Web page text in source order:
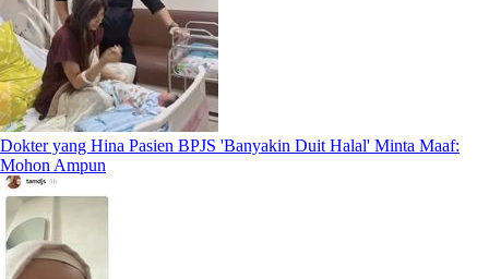
Dokter yang Hina Pasien BPJS 'Banyakin Duit Halal' Minta Maaf:
Mohon Ampun